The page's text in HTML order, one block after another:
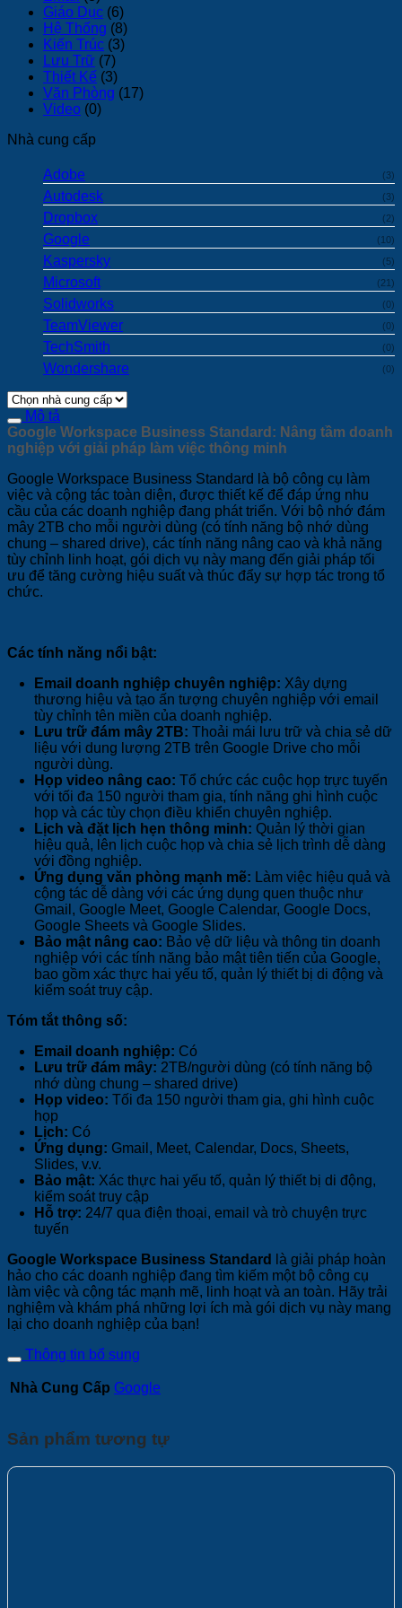
Giáo Dục (6)
Hệ Thống (8)
Kiến Trúc (3)
Lưu Trữ (7)
Thiết Kế (3)
Văn Phòng (17)
Video (0)
Nhà cung cấp
Adobe (3)
Autodesk (3)
Dropbox (2)
Google (10)
Kaspersky (5)
Microsoft (21)
Solidworks (0)
TeamViewer (0)
TechSmith (0)
Wondershare (0)
Mô tả
Google Workspace Business Standard: Nâng tầm doanh
nghiệp với giải pháp làm việc thông minh
Google Workspace Business Standard là bộ công cụ làm
việc và cộng tác toàn diện, được thiết kế để đáp ứng nhu
cầu của các doanh nghiệp đang phát triển. Với bộ nhớ đám
mây 2TB cho mỗi người dùng (có tính năng bộ nhớ dùng
chung – shared drive), các tính năng nâng cao và khả năng
tùy chỉnh linh hoạt, gói dịch vụ này mang đến giải pháp tối
ưu để tăng cường hiệu suất và thúc đẩy sự hợp tác trong tổ
chức.
Các tính năng nổi bật:
Email doanh nghiệp chuyên nghiệp: Xây dựng
thương hiệu và tạo ấn tượng chuyên nghiệp với email
tùy chỉnh tên miền của doanh nghiệp.
Lưu trữ đám mây 2TB: Thoải mái lưu trữ và chia sẻ dữ
liệu với dung lượng 2TB trên Google Drive cho mỗi
người dùng.
Họp video nâng cao: Tổ chức các cuộc họp trực tuyến
với tối đa 150 người tham gia, tính năng ghi hình cuộc
họp và các tùy chọn điều khiển chuyên nghiệp.
Lịch và đặt lịch hẹn thông minh: Quản lý thời gian
hiệu quả, lên lịch cuộc họp và chia sẻ lịch trình dễ dàng
với đồng nghiệp.
Ứng dụng văn phòng mạnh mẽ: Làm việc hiệu quả và
cộng tác dễ dàng với các ứng dụng quen thuộc như
Gmail, Google Meet, Google Calendar, Google Docs,
Google Sheets và Google Slides.
Bảo mật nâng cao: Bảo vệ dữ liệu và thông tin doanh
nghiệp với các tính năng bảo mật tiên tiến của Google,
bao gồm xác thực hai yếu tố, quản lý thiết bị di động và
kiểm soát truy cập.
Tóm tắt thông số:
Email doanh nghiệp: Có
Lưu trữ đám mây: 2TB/người dùng (có tính năng bộ
nhớ dùng chung – shared drive)
Họp video: Tối đa 150 người tham gia, ghi hình cuộc
họp
Lịch: Có
Ứng dụng: Gmail, Meet, Calendar, Docs, Sheets,
Slides, v.v.
Bảo mật: Xác thực hai yếu tố, quản lý thiết bị di động,
kiểm soát truy cập
Hỗ trợ: 24/7 qua điện thoại, email và trò chuyện trực
tuyến
Google Workspace Business Standard
là giải pháp hoàn
hảo cho các doanh nghiệp đang tìm kiếm một bộ công cụ
làm việc và cộng tác mạnh mẽ, linh hoạt và an toàn. Hãy trải
nghiệm và khám phá những lợi ích mà gói dịch vụ này mang
lại cho doanh nghiệp của bạn!
Thông tin bổ sung
Nhà Cung Cấp Google
Sản phẩm tương tự